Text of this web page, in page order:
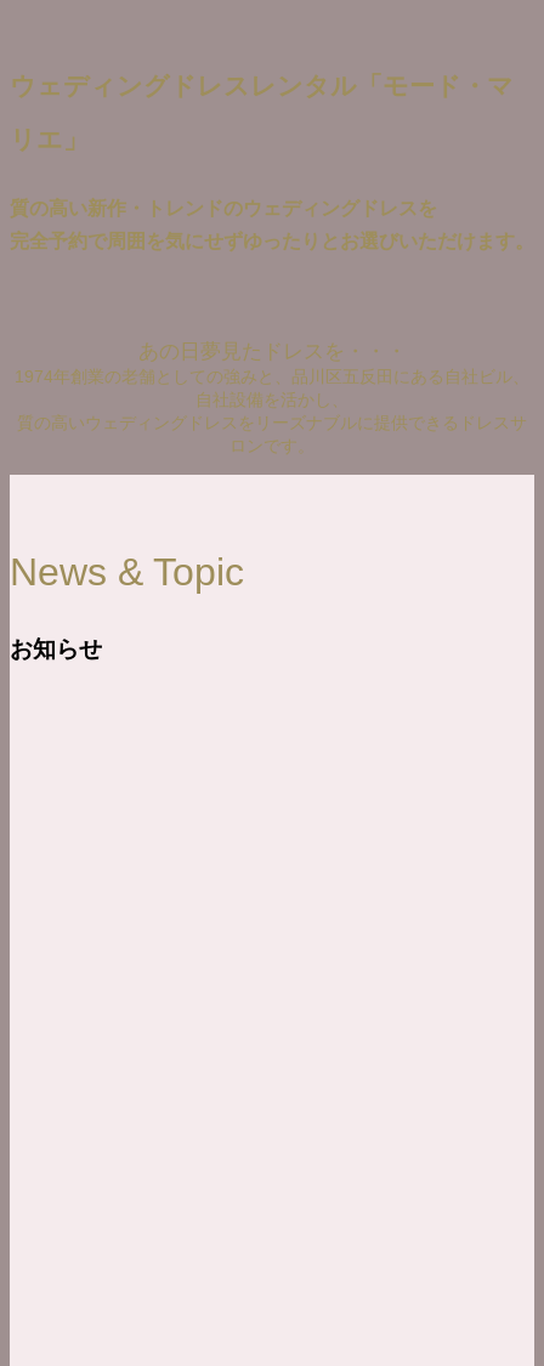
ウェディングドレスレンタル「モード・マ
リエ」
質の高い新作・トレンドのウェディングドレスを
完全予約で周囲を気にせずゆったりとお選びいただけます。
あの日夢見たドレスを・・・
1974年創業の老舗としての強みと、品川区五反田にある自社ビル、
自社設備を活かし、
質の高いウェディングドレスをリーズナブルに提供できるドレスサ
ロンです。
News & Topic
お知らせ